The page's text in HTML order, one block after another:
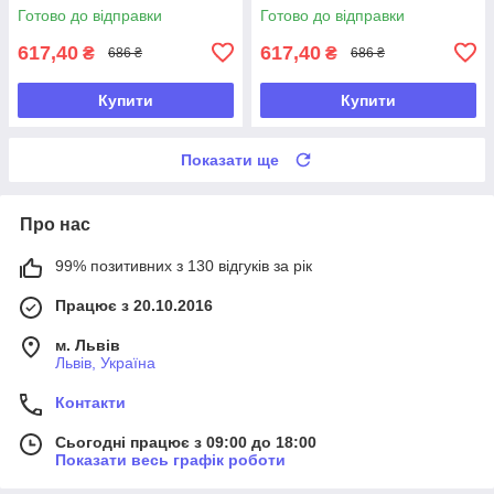
Готово до відправки
617,40 ₴ 686 ₴
Купити
Готово до відправки
617,40 ₴ 686 ₴
Купити
Показати ще
Про нас
99% позитивних з 130 відгуків за рік
Працює з 20.10.2016
м. Львів
Львів, Україна
Контакти
Сьогодні працює з 09:00 до 18:00
Показати весь графік роботи